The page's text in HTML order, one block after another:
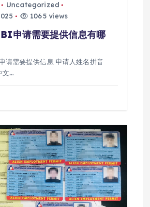
Uncategorized
1065 views
申请需要提供信息有哪
请需要提供信息 申请人姓名拼音
文…